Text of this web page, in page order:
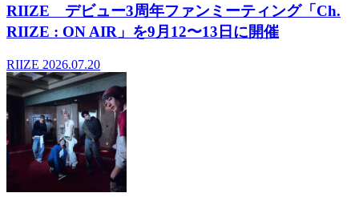
RIIZE デビュー3周年ファンミーティング「Ch.
RIIZE : ON AIR」を9月12〜13日に開催
RIIZE 2026.07.20